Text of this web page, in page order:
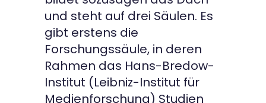
und steht auf drei Säulen. Es
gibt erstens die
Forschungssäule, in deren
Rahmen das Hans-Bredow-
Institut (Leibniz-Institut für
Medienforschung) Studien